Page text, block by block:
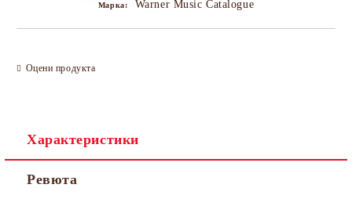
Марка: Warner Music Catalogue
Оцени продукта
Характеристики
Ревюта